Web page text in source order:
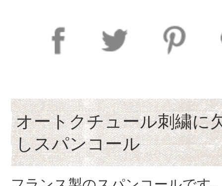
オートクチュール刺繍に
しスパンコール